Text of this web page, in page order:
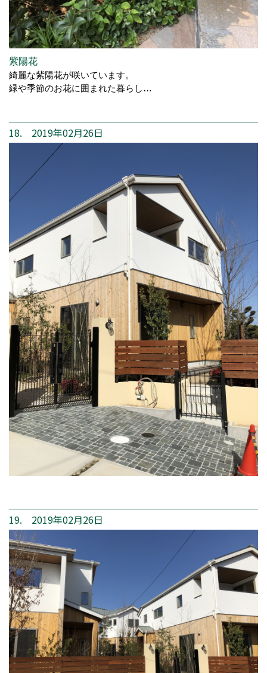
紫陽花
綺麗な紫陽花が咲いています。
緑や季節のお花に囲まれた暮らし…
18. 2019年02月26日
19. 2019年02月26日